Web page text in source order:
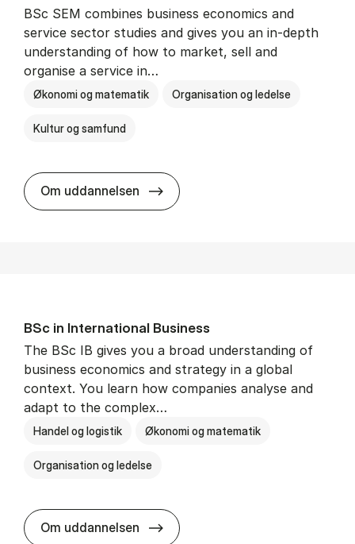
BSc SEM combines business economics and
service sector studies and gives you an in-depth
understanding of how to market, sell and
organise a service in…
Økonomi og matematik Organisation og ledelse
Kultur og samfund
Om uddannelsen BSc in Busi­ness Ad­min­is­tra­tion
BSc in In­ter­na­tion­al Busi­ness
The BSc IB gives you a broad understanding of
business economics and strategy in a global
context. You learn how companies analyse and
adapt to the complex…
Handel og logistik Økonomi og matematik
Organisation og ledelse
Om uddannelsen BSc in In­ter­na­tion­al Busi­ness